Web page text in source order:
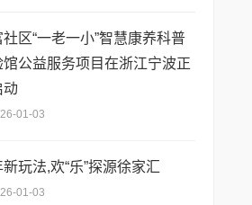
区“一老一小”智慧康养科普
馆公益服务项目在浙江宁波正
动
01-03
玩法,欢“乐”探源徐家汇
01-03